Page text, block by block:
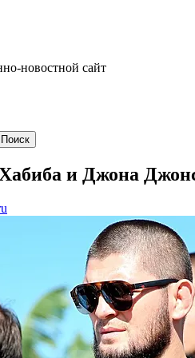
новостной сайт
и Джона